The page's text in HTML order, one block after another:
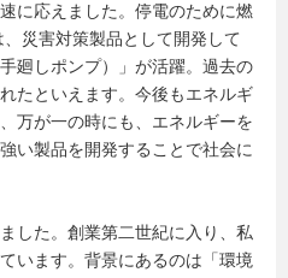
に応えました。停電のために燃
災害対策製品として開発して
廻しポンプ）」が活躍。過去の
たといえます。今後もエネルギ
万が一の時にも、エネルギーを
い製品を開発することで社会に
した。創業第二世紀に入り、私
います。背景にあるのは「環境